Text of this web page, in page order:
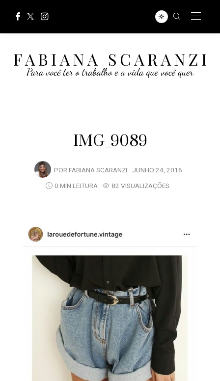
IMG_9089
POR FABIANA SCARANZI JUNHO 24, 2016
0 MIN LEITURA
82 VISUALIZAÇÕES